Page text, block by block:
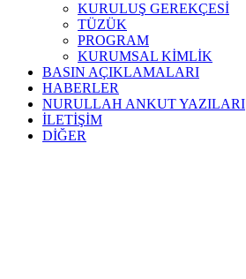
KURULUŞ GEREKÇESİ
TÜZÜK
PROGRAM
KURUMSAL KİMLİK
BASIN AÇIKLAMALARI
HABERLER
NURULLAH ANKUT YAZILARI
İLETİŞİM
DİĞER